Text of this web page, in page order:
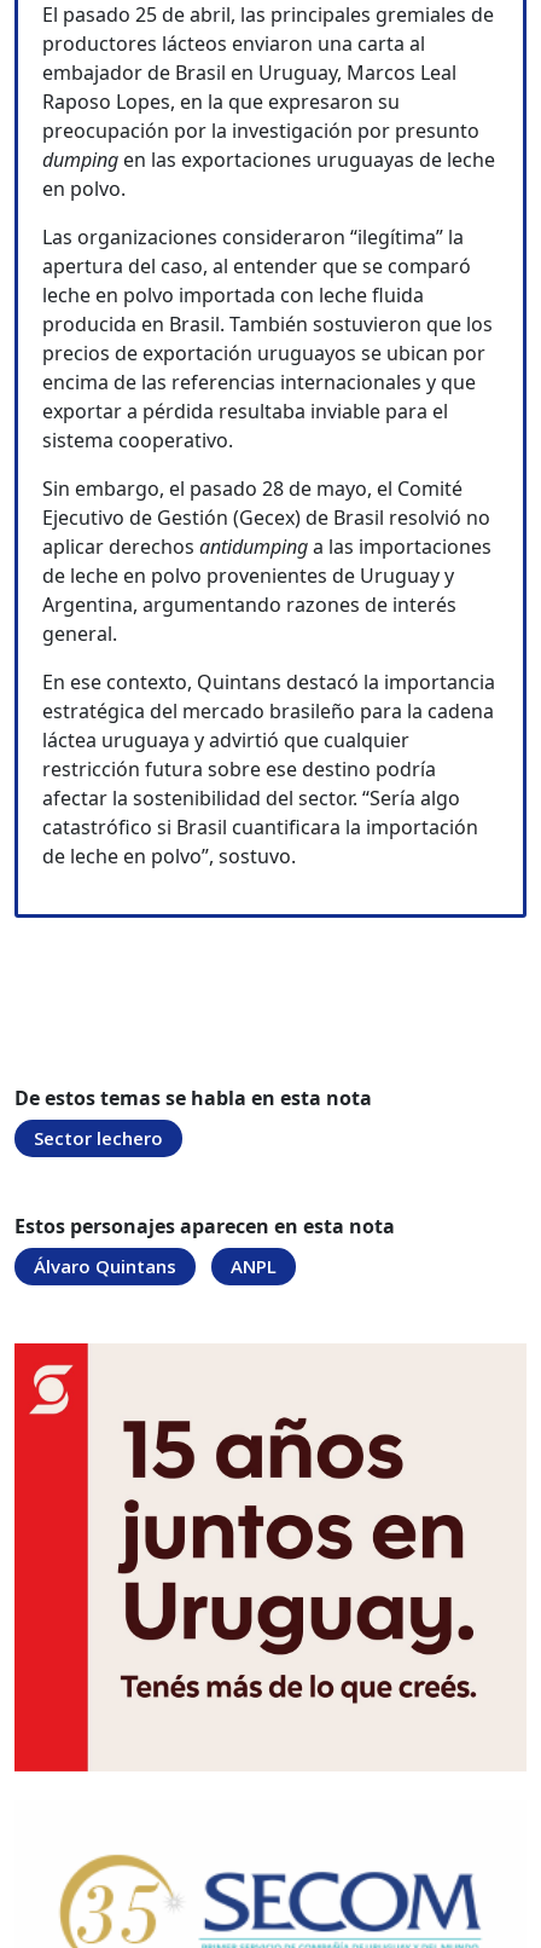
El pasado 25 de abril, las principales gremiales de
productores lácteos enviaron una carta al
embajador de Brasil en Uruguay, Marcos Leal
Raposo Lopes, en la que expresaron su
preocupación por la investigación por presunto
dumping en las exportaciones uruguayas de leche
en polvo.
Las organizaciones consideraron “ilegítima” la
apertura del caso, al entender que se comparó
leche en polvo importada con leche fluida
producida en Brasil. También sostuvieron que los
precios de exportación uruguayos se ubican por
encima de las referencias internacionales y que
exportar a pérdida resultaba inviable para el
sistema cooperativo.
Sin embargo, el pasado 28 de mayo, el Comité
Ejecutivo de Gestión (Gecex) de Brasil resolvió no
aplicar derechos antidumpinga las importaciones
de leche en polvo provenientes de Uruguay y
Argentina, argumentando razones de interés
general.
En ese contexto, Quintans destacó la importancia
estratégica del mercado brasileño para la cadena
láctea uruguaya y advirtió que cualquier
restricción futura sobre ese destino podría
afectar la sostenibilidad del sector. “Sería algo
catastrófico si Brasil cuantificara la importación
de leche en polvo”, sostuvo.
De estos temas se habla en esta nota
Sector lechero
Estos personajes aparecen en esta nota
Álvaro Quintans ANPL